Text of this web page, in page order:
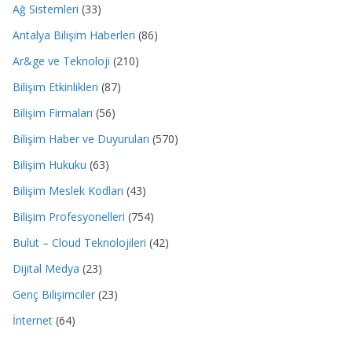
Ağ Sistemleri (33)
Antalya Bilişim Haberleri (86)
Ar&ge ve Teknoloji (210)
Bilişim Etkinlikleri (87)
Bilişim Firmaları (56)
Bilişim Haber ve Duyuruları (570)
Bilişim Hukuku (63)
Bilişim Meslek Kodları (43)
Bilişim Profesyonelleri (754)
Bulut – Cloud Teknolojileri (42)
Dijital Medya (23)
Genç Bilişimciler (23)
İnternet (64)